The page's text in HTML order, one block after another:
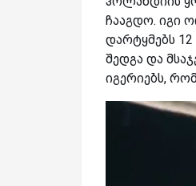
ჩააგდო. იგი
დარტყმებს
შედგა და
იგერიებს,